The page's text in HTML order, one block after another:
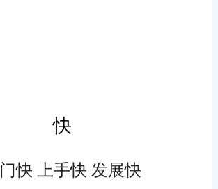
化程度高，减少了人为
能性。系统还支持多种
，方便客户快速完成交
优化订单处理流程，企
准数据分析
快
门快 上手快 发展快